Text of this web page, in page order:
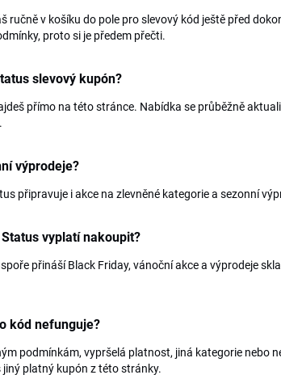
ručně v košíku do pole pro slevový kód ještě před
proto si je předem přečti.
slevový kupón?
přímo na této stránce. Nabídka se průběžně
výprodeje?
připravuje i akce na zlevněné kategorie a sezonní
vyplatí nakoupit?
přináší Black Friday, vánoční akce a výprodeje
kód nefunguje?
podmínkám, vypršelá platnost, jiná kategorie nebo
platný kupón z této stránky.